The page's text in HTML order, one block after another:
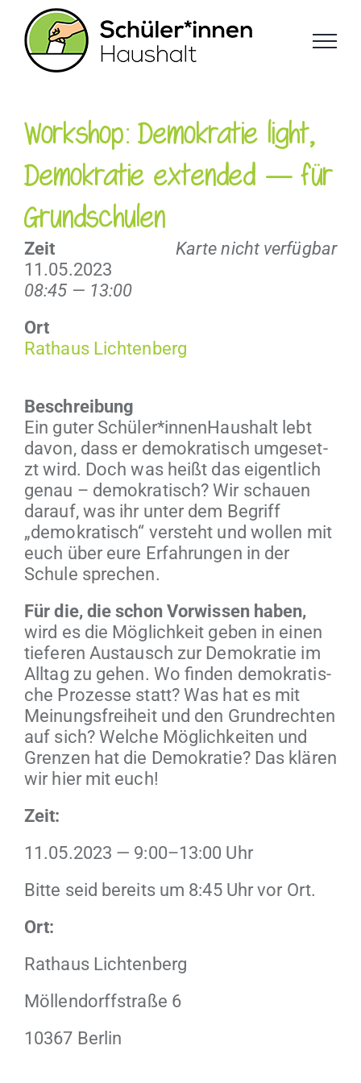
Inhalt
springen
Workshop: Demokratie light,
Demokratie extended — für
Grundschulen
Karte nicht verfügbar
Zeit
11.05.2023
08:45 — 13:00
Ort
Rathaus Licht­en­berg
Beschrei­bung
Ein guter Schüler*innenHaushalt lebt
davon, dass er demokratisch umge­set­
zt wird. Doch was heißt das eigentlich
genau – demokratisch? Wir schauen
darauf, was ihr unter dem Begriff
„demokratisch“ ver­ste­ht und wollen mit
euch über eure Erfahrun­gen in der
Schule sprechen.
Für die, die schon Vor­wis­sen haben,
wird es die Möglichkeit geben in einen
tief­er­en Aus­tausch zur Demokratie im
All­t­ag zu gehen. Wo find­en demokratis­
che Prozesse statt? Was hat es mit
Mei­n­ungs­frei­heit und den Grun­drecht­en
auf sich? Welche Möglichkeit­en und
Gren­zen hat die Demokratie? Das klären
wir hier mit euch!
Zeit:
11.05.2023 — 9:00–13:00 Uhr
Bitte seid bere­its um 8:45 Uhr vor Ort.
Ort:
Rathaus Licht­en­berg
Möl­len­dorff­s­traße 6
10367 Berlin